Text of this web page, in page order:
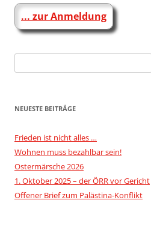
... zur Anmeldung
nach:
NEUESTE BEITRÄGE
Frieden ist nicht alles …
Wohnen muss bezahlbar sein!
Ostermärsche 2026
1. Oktober 2025 – der ÖRR vor Gericht
Offener Brief zum Palästina-Konflikt